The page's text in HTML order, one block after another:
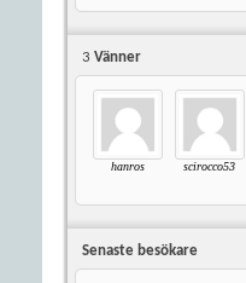
3 Vänner
hanros scirocco53
Senaste besökare